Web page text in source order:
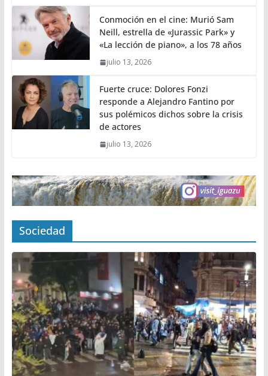
Conmoción en el cine: Murió Sam
Neill, estrella de «Jurassic Park» y
«La lección de piano», a los 78 años
julio 13, 2026
Fuerte cruce: Dolores Fonzi
responde a Alejandro Fantino por
sus polémicos dichos sobre la crisis
de actores
julio 13, 2026
Sociedad